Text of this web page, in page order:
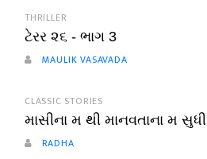
THRILLER
ટેરર ૨૬ - ભાગ 3
MAULIK VASAVADA
CLASSIC STORIES
માસીના મ થી માનવતાના મ સુધી
RADHA